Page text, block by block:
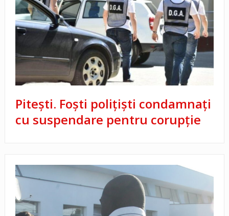
Pitești. Foşti poliţişti condamnaţi
cu suspendare pentru corupţie